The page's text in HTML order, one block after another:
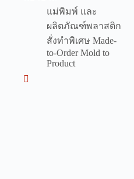
แม่พิมพ์ และ
ผลิตภัณฑ์พลาสติก
สั่งทำพิเศษ Made-
to-Order Mold to
Product